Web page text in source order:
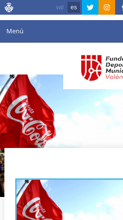
val es
Menú
Agenda
Instalaciones
Comunicación
Valencia en deporte
Reservas